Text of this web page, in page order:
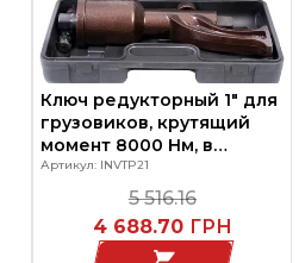
Ключ редукторный 1" для
грузовиков, крутящий
момент 8000 Нм, в
пластиковом кейсе,
Артикул: INVTP21
5 516.16
4 688.70 ГРН